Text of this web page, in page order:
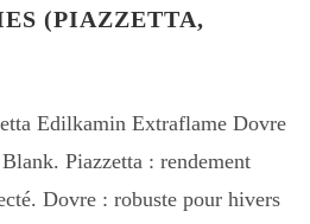
(PIAZZETTA,
Edilkamin Extraflame Dovre
Piazzetta : rendement
Dovre : robuste pour hivers